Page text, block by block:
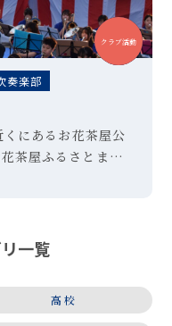
奏楽部
中学
高校
クラブ活動
にあるお花茶屋公
茶屋ふるさとまつ
一覧
高校